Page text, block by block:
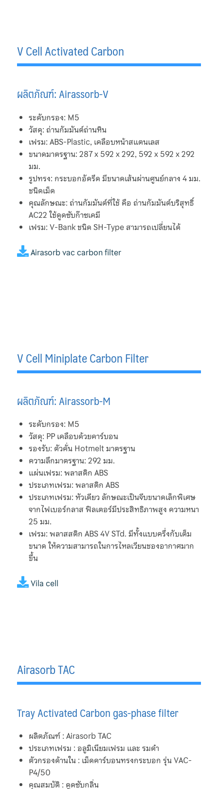
Hermetic
Home
Koso Valve
Map
Medium Filter
News & Events
Nuova Fima
Oil Filter
Okazaki
Pre Filter
Privacy Policy
Promotions
Rathi
RO Membrane
Roll Filter
Rubber Flexible Joint
Rupture Disc and Explosion Vent Fike
Services
Filter Service
PHE Service
T-Strainer
Thornhill
TOA Valve
V Cell Activated Carbon
ผลิตภัณฑ์: Airassorb-V
ระดับกรอง: M5
วัสดุ: ถ่านกัมมันต์ถ่านหิน
เฟรม: ABS-Plastic, เคลือบหน้าสแตนเลส
ขนาดมาตรฐาน: 287 x 592 x 292, 592 x 592 x 292
มม.
รูปทรง: กระบอกอัดรีด มีขนาดเส้นผ่านศูนย์กลาง 4 มม.
ชนิดเม็ด
คุณลักษณะ: ถ่านกัมมันต์ที่ใช้ คือ ถ่านกัมมันต์บริสุทธิ์
AC22 ใช้ดูดซับก๊าซเคมี
เฟรม: V-Bank ชนิด SH-Type สามารถเปลี่ยนได้
Airasorb vac carbon filter
V Cell Miniplate Carbon Filter
ผลิตภัณฑ์: Airassorb-M
ระดับกรอง: M5
วัสดุ: PP เคลือบด้วยคาร์บอน
รองรับ: ตัวคั่น Hotmelt มาตรฐาน
ความลึกมาตรฐาน: 292 มม.
แผ่นเฟรม: พลาสติก ABS
ประเภทเฟรม: พลาสติก ABS
ประเภทเฟรม: หัวเดียว ลักษณะเป็นจีบขนาดเล็กพิเศษ
จากไฟเบอร์กลาส ฟิลเตอร์มีประสิทธิภาพสูง ความหนา
25 มม.
เฟรม: พลาสสติก ABS 4V STd. มีทั้งแบบครึ่งกับเต็ม
ขนาด ให้ความสามารถในการไหลเวียนชองอากาศมาก
ขึ้น
Vila cell
Airasorb TAC
Tray Activated Carbon gas-phase filter
ผลิตภัณฑ์ : Airasorb TAC
ประเภทเฟรม : อลูมิเนียมเฟรม และ รมดำ
ตัวกรองด้านใน : เม็ดคาร์บอนทรงกระบอก รุ่น VAC-
P4/50
คุณสมบัติ : ดูดซับกลิ่น